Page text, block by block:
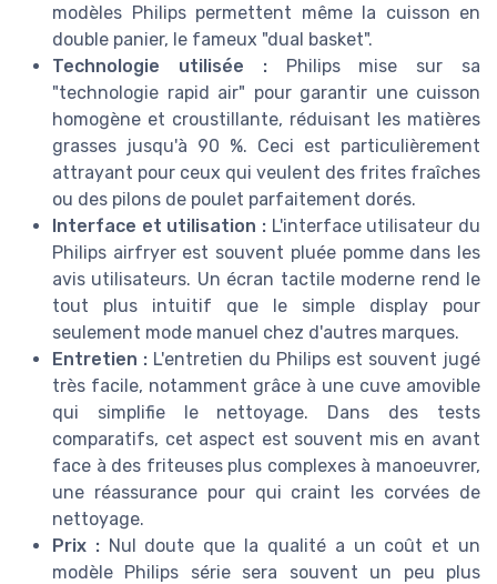
modèles Philips permettent même la cuisson en
double panier, le fameux "dual basket".
Technologie utilisée :Philips mise sur sa
"technologie rapid air" pour garantir une cuisson
homogène et croustillante, réduisant les matières
grasses jusqu'à 90 %. Ceci est particulièrement
attrayant pour ceux qui veulent des frites fraîches
ou des pilons de poulet parfaitement dorés.
Interface et utilisation : L'interface utilisateur du
Philips airfryer est souvent pluée pomme dans les
avis utilisateurs. Un écran tactile moderne rend le
tout plus intuitif que le simple display pour
seulement mode manuel chez d'autres marques.
Entretien : L'entretien du Philips est souvent jugé
très facile, notamment grâce à une cuve amovible
qui simplifie le nettoyage. Dans des tests
comparatifs, cet aspect est souvent mis en avant
face à des friteuses plus complexes à manoeuvrer,
une réassurance pour qui craint les corvées de
nettoyage.
Prix :Nul doute que la qualité a un coût et un
modèle Philips série sera souvent un peu plus